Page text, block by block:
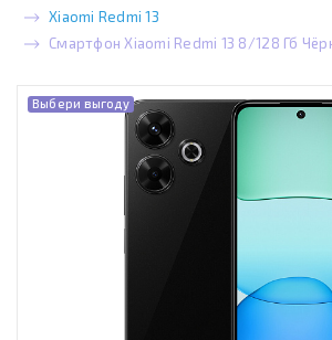
Xiaomi Redmi 13
Смартфон Xiaomi Redmi 13 8/128 Гб
Выбери выгоду